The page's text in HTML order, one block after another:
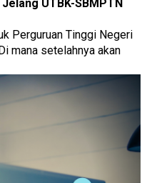
UTBK-SBMPTN
Perguruan Tinggi Negeri
mana setelahnya akan